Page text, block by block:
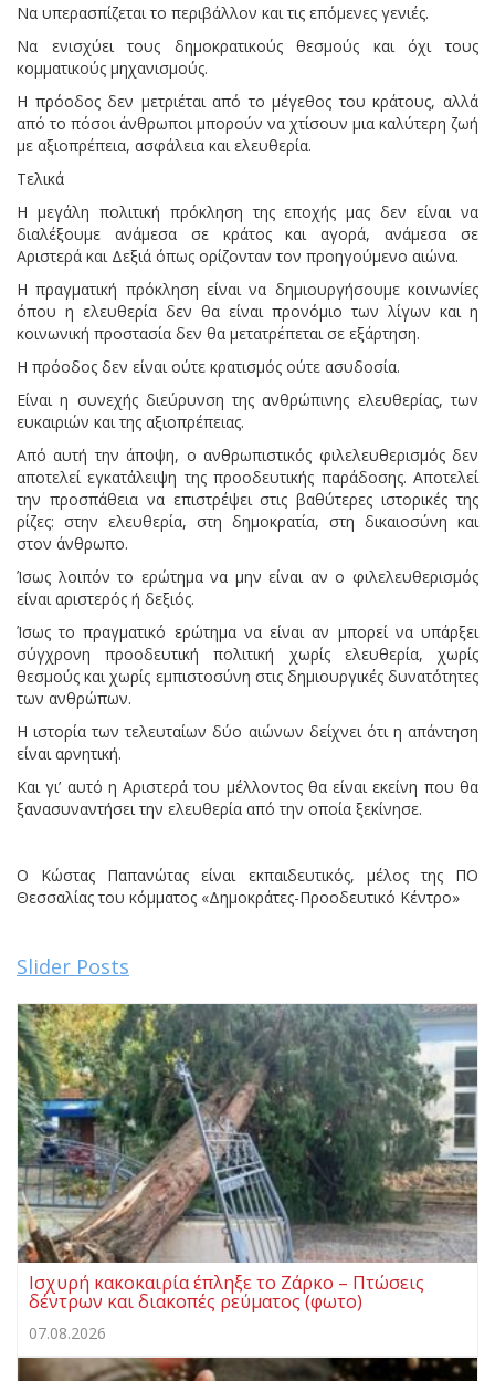
Να υπερασπίζεται το περιβάλλον και τις επόμενες γενιές.
Να ενισχύει τους δημοκρατικούς θεσμούς και όχι τους
κομματικούς μηχανισμούς.
Η πρόοδος δεν μετριέται από το μέγεθος του κράτους, αλλά
από το πόσοι άνθρωποι μπορούν να χτίσουν μια καλύτερη ζωή
με αξιοπρέπεια, ασφάλεια και ελευθερία.
Τελικά
Η μεγάλη πολιτική πρόκληση της εποχής μας δεν είναι να
διαλέξουμε ανάμεσα σε κράτος και αγορά, ανάμεσα σε
Αριστερά και Δεξιά όπως ορίζονταν τον προηγούμενο αιώνα.
Η πραγματική πρόκληση είναι να δημιουργήσουμε κοινωνίες
όπου η ελευθερία δεν θα είναι προνόμιο των λίγων και η
κοινωνική προστασία δεν θα μετατρέπεται σε εξάρτηση.
Η πρόοδος δεν είναι ούτε κρατισμός ούτε ασυδοσία.
Είναι η συνεχής διεύρυνση της ανθρώπινης ελευθερίας, των
ευκαιριών και της αξιοπρέπειας.
Από αυτή την άποψη, ο ανθρωπιστικός φιλελευθερισμός δεν
αποτελεί εγκατάλειψη της προοδευτικής παράδοσης. Αποτελεί
την προσπάθεια να επιστρέψει στις βαθύτερες ιστορικές της
ρίζες: στην ελευθερία, στη δημοκρατία, στη δικαιοσύνη και
στον άνθρωπο.
Ίσως λοιπόν το ερώτημα να μην είναι αν ο φιλελευθερισμός
είναι αριστερός ή δεξιός.
Ίσως το πραγματικό ερώτημα να είναι αν μπορεί να υπάρξει
σύγχρονη προοδευτική πολιτική χωρίς ελευθερία, χωρίς
θεσμούς και χωρίς εμπιστοσύνη στις δημιουργικές δυνατότητες
των ανθρώπων.
Η ιστορία των τελευταίων δύο αιώνων δείχνει ότι η απάντηση
είναι αρνητική.
Και γι’ αυτό η Αριστερά του μέλλοντος θα είναι εκείνη που θα
ξανασυναντήσει την ελευθερία από την οποία ξεκίνησε.
Ο Κώστας Παπανώτας είναι εκπαιδευτικός, μέλος της ΠΟ
Θεσσαλίας του κόμματος «Δημοκράτες-Προοδευτικό Κέντρο»
Slider Posts
Ισχυρή κακοκαιρία έπληξε το Ζάρκο – Πτώσεις
δέντρων και διακοπές ρεύματος (φωτο)
07.08.2026